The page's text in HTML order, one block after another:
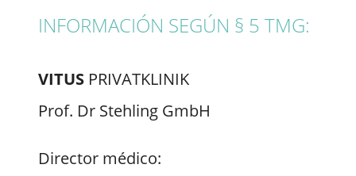
INFORMACIÓN SEGÚN § 5 TMG:
VITUS PRIVATKLINIK
Prof. Dr Stehling GmbH
Director médico: